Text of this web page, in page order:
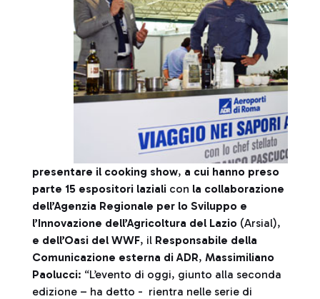
presentare il cooking show, a cui hanno preso
parte 15 espositori laziali con la collaborazione
dell’Agenzia Regionale per lo Sviluppo e
l’Innovazione dell’Agricoltura del Lazio (Arsial),
e dell’Oasi del WWF, il Responsabile della
Comunicazione esterna di ADR, Massimiliano
Paolucci: “L’evento di oggi, giunto alla seconda
edizione – ha detto - rientra nelle serie di